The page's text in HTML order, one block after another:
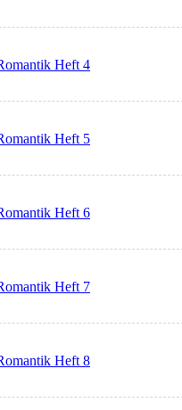
Heft 4
Heft 5
Heft 6
Heft 7
Heft 8